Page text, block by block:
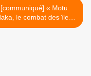
[communiqué] « Motu
le combat des îles
» : Seconde